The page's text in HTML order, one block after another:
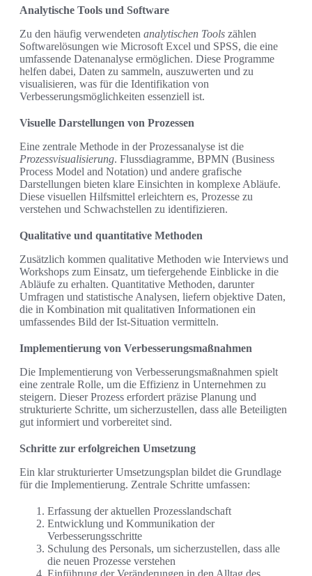
Analytische Tools und Software
Zu den häufig verwendeten analytischen Tools zählen
Softwarelösungen wie Microsoft Excel und SPSS, die eine
umfassende Datenanalyse ermöglichen. Diese Programme
helfen dabei, Daten zu sammeln, auszuwerten und zu
visualisieren, was für die Identifikation von
Verbesserungsmöglichkeiten essenziell ist.
Visuelle Darstellungen von Prozessen
Eine zentrale Methode in der Prozessanalyse ist die
Prozessvisualisierung. Flussdiagramme, BPMN (Business
Process Model and Notation) und andere grafische
Darstellungen bieten klare Einsichten in komplexe Abläufe.
Diese visuellen Hilfsmittel erleichtern es, Prozesse zu
verstehen und Schwachstellen zu identifizieren.
Qualitative und quantitative Methoden
Zusätzlich kommen qualitative Methoden wie Interviews und
Workshops zum Einsatz, um tiefergehende Einblicke in die
Abläufe zu erhalten. Quantitative Methoden, darunter
Umfragen und statistische Analysen, liefern objektive Daten,
die in Kombination mit qualitativen Informationen ein
umfassendes Bild der Ist-Situation vermitteln.
Implementierung von Verbesserungsmaßnahmen
Die Implementierung von Verbesserungsmaßnahmen spielt
eine zentrale Rolle, um die Effizienz in Unternehmen zu
steigern. Dieser Prozess erfordert präzise Planung und
strukturierte Schritte, um sicherzustellen, dass alle Beteiligten
gut informiert und vorbereitet sind.
Schritte zur erfolgreichen Umsetzung
Ein klar strukturierter Umsetzungsplan bildet die Grundlage
für die Implementierung. Zentrale Schritte umfassen:
Erfassung der aktuellen Prozesslandschaft
Entwicklung und Kommunikation der
Verbesserungsschritte
Schulung des Personals, um sicherzustellen, dass alle
die neuen Prozesse verstehen